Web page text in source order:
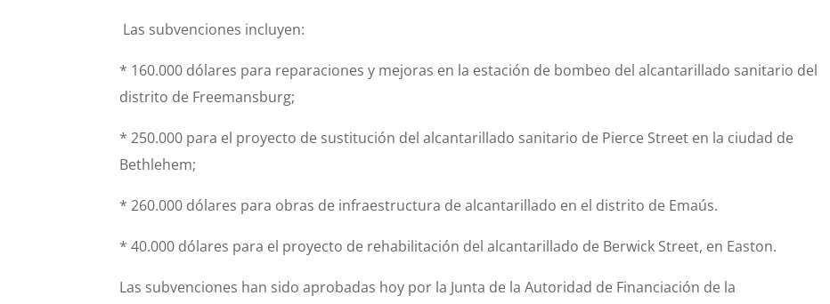
Las subvenciones incluyen:
* 160.000 dólares para reparaciones y mejoras en la estación de bombeo del alcantarillado sanitario del
distrito de Freemansburg;
* 250.000 para el proyecto de sustitución del alcantarillado sanitario de Pierce Street en la ciudad de
Bethlehem;
* 260.000 dólares para obras de infraestructura de alcantarillado en el distrito de Emaús.
* 40.000 dólares para el proyecto de rehabilitación del alcantarillado de Berwick Street, en Easton.
Las subvenciones han sido aprobadas hoy por la Junta de la Autoridad de Financiación de la